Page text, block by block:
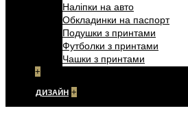
Наліпки на авто
Обкладинки на паспорт
Подушки з принтами
Футболки з принтами
Чашки з принтами
+
ДИЗАЙН +